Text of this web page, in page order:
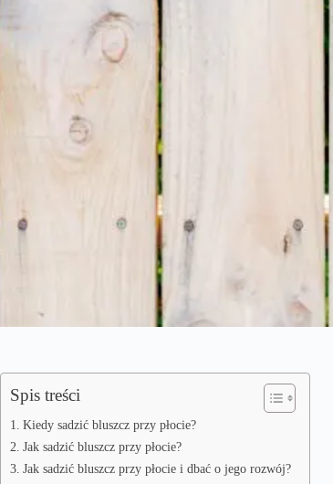
Spis treści
Kiedy sadzić bluszcz przy płocie?
Jak sadzić bluszcz przy płocie?
Jak sadzić bluszcz przy płocie i dbać o jego rozwój?